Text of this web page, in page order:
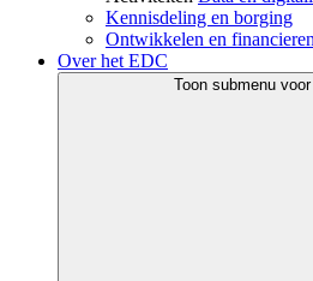
Kennisdeling en borging
Ontwikkelen en
Over het EDC
Toon submenu